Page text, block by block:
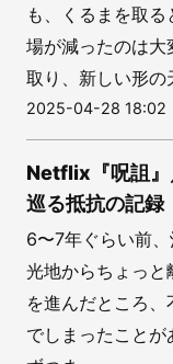
も、くるまを取
場が減ったのは
取り、新しい形の
2025-04-28 18:02
Netflix『呪詛』
巡る抵抗の記録
6〜7年ぐらい前
光地からちょっと
を進んだところ
でしまったこと